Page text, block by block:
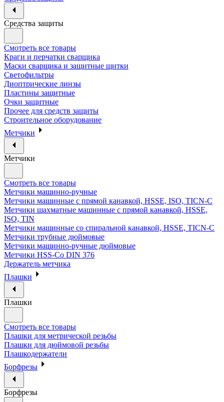
Средства защиты
Смотреть все товары
Краги и перчатки сварщика
Маски сварщика и защитные щитки
Светофильтры
Диоптрические линзы
Пластины защитные
Очки защитные
Прочее для средств защиты
Строительное оборудование
Метчики
Метчики
Смотреть все товары
Метчики машинно-ручные
Метчики машинные с прямой канавкой, HSSE, ISO, TICN-C
Метчики шахматные машинные с прямой канавкой, HSSE,
ISO, TIN
Метчики машинные со спиральной канавкой, HSSE, TICN-C
Метчики трубные дюймовые
Метчики машинно-ручные дюймовые
Метчики HSS-Co DIN 376
Держатель метчика
Плашки
Плашки
Смотреть все товары
Плашки для метрической резьбы
Плашки для дюймовой резьбы
Плашкодержатели
Борфрезы
Борфрезы